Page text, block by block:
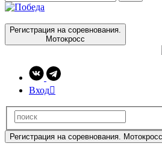
Регистрация на соревнования.
Мотокросс
Вход
Регистрация на соревнования. Мотокросс